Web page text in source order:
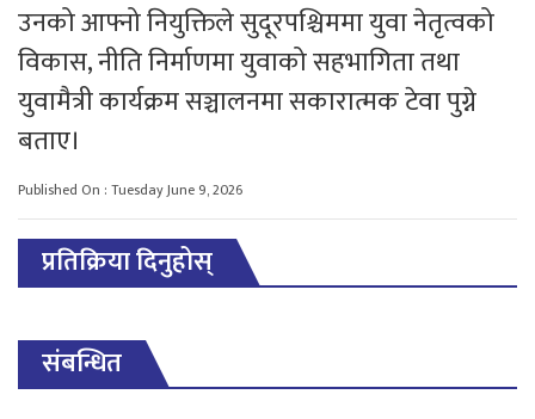
उनको आफ्नो नियुक्तिले सुदूरपश्चिममा युवा नेतृत्वको
विकास, नीति निर्माणमा युवाको सहभागिता तथा
युवामैत्री कार्यक्रम सञ्चालनमा सकारात्मक टेवा पुग्ने
बताए।
Published On : Tuesday June 9, 2026
प्रतिक्रिया दिनुहोस्
संबन्धित